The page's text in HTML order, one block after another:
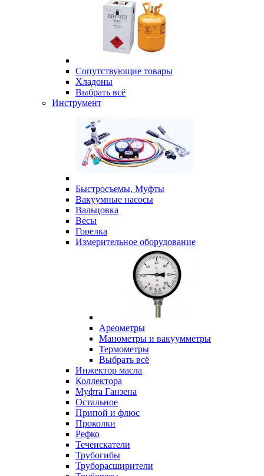
Сопутствующие товары
Хладоны
Выбрать всё
Инструмент
Быстросъемы, Муфты
Вакуумные насосы
Вальцовка
Весы
Горелка
Измерительное оборудование
Ареометры
Манометры и вакуумметры
Термометры
Выбрать всё
Инжектор масла
Коллектора
Муфта Ганзена
Остальное
Припой и флюс
Проколки
Рефко
Течеискатели
Трубогибы
Труборасширители